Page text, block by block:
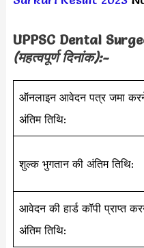
UPPSC Dental
(महत्वपूर्ण दिनांक):-
ऑनलाइन आवेदन पत्र जमा
अंतिम तिथि:
शुल्क भुगतान की अंतिम तिथि:
आवेदन की हार्ड कॉपी प्राप्त
अंतिम तिथि: